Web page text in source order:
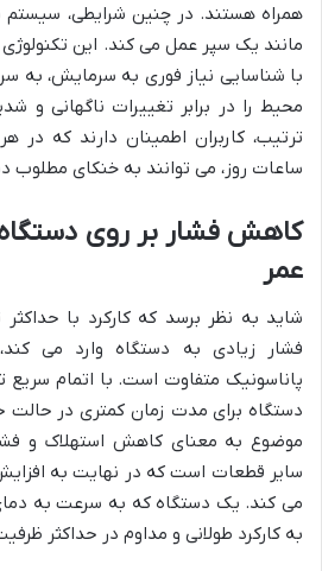
همراه هستند. در چنین شرایطی،
مانند یک سپر عمل می کند. این
با شناسایی نیاز فوری به سرمایش، به
محیط را در برابر تغییرات ناگهانی و
ترتیب، کاربران اطمینان دارند که در
ساعات روز، می توانند به خنکای مطلوب
کاهش فشار بر روی
عمر
شاید به نظر برسد که کارکرد با
فشار زیادی به دستگاه وارد می
پاناسونیک متفاوت است. با اتمام سریع
دستگاه برای مدت زمان کمتری در حالت
موضوع به معنای کاهش استهلاک و
سایر قطعات است که در نهایت به
می کند. یک دستگاه که به سرعت به
به کارکرد طولانی و مداوم در حداکثر